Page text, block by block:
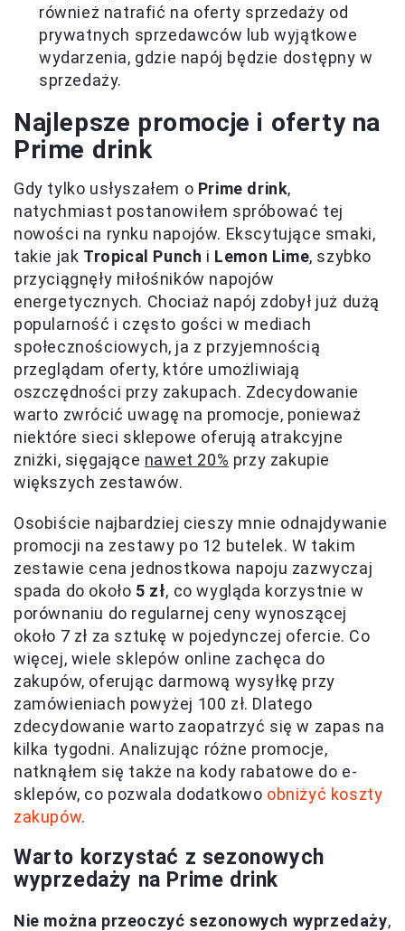
również natrafić na oferty sprzedaży od
prywatnych sprzedawców lub wyjątkowe
wydarzenia, gdzie napój będzie dostępny w
sprzedaży.
Najlepsze promocje i oferty na
Prime drink
Gdy tylko usłyszałem o Prime drink,
natychmiast postanowiłem spróbować tej
nowości na rynku napojów. Ekscytujące smaki,
takie jak Tropical Punch i Lemon Lime, szybko
przyciągnęły miłośników napojów
energetycznych. Chociaż napój zdobył już dużą
popularność i często gości w mediach
społecznościowych, ja z przyjemnością
przeglądam oferty, które umożliwiają
oszczędności przy zakupach. Zdecydowanie
warto zwrócić uwagę na promocje, ponieważ
niektóre sieci sklepowe oferują atrakcyjne
zniżki, sięgające nawet 20% przy zakupie
większych zestawów.
Osobiście najbardziej cieszy mnie odnajdywanie
promocji na zestawy po 12 butelek. W takim
zestawie cena jednostkowa napoju zazwyczaj
spada do około 5 zł, co wygląda korzystnie w
porównaniu do regularnej ceny wynoszącej
około 7 zł za sztukę w pojedynczej ofercie. Co
więcej, wiele sklepów online zachęca do
zakupów, oferując darmową wysyłkę przy
zamówieniach powyżej 100 zł. Dlatego
zdecydowanie warto zaopatrzyć się w zapas na
kilka tygodni. Analizując różne promocje,
natknąłem się także na kody rabatowe do e-
sklepów, co pozwala dodatkowo obniżyć koszty
zakupów.
Warto korzystać z sezonowych
wyprzedaży na Prime drink
Nie można przeoczyć sezonowych wyprzedaży,